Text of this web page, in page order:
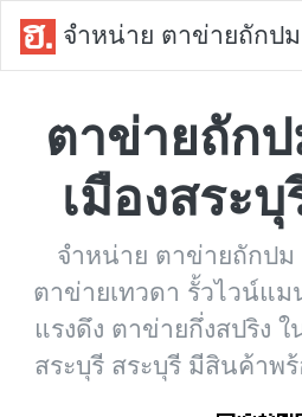
จำหน่าย ตาข่ายถักป
ตาข่ายถัก
เมืองสระ
จำหน่าย ตาข่ายถักป
ตาข่ายเทวดา รั้วไวน์แม
แรงดึง ตาข่ายกึ่งสปริง
สระบุรี สระบุรี มีสินค้าพ